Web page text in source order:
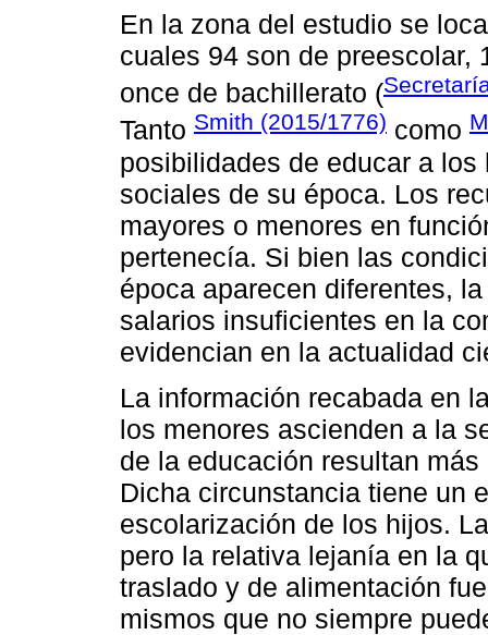
En la zona del estudio se
cuales 94 son de preescolar,
once de bachillerato (
Tanto Smith (2015/1776) como
posibilidades de educar a
sociales de su época. Los
mayores o menores en
pertenecía. Si bien las
época aparecen diferentes,
salarios insuficientes en la
evidencian en la actualidad
La información recabada en
los menores ascienden a la
de la educación resultan
Dicha circunstancia tiene un
escolarización de los hijos.
pero la relativa lejanía en la
traslado y de alimentación
mismos que no siempre